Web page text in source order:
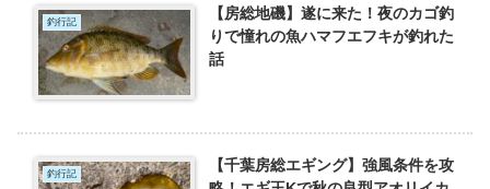
釣行記
【房総地磯】遂に来た！夜のカゴ釣
りで憧れの魚ハマフエフキが釣れた
話
釣行記
【千葉房総エギング】強風条件を攻